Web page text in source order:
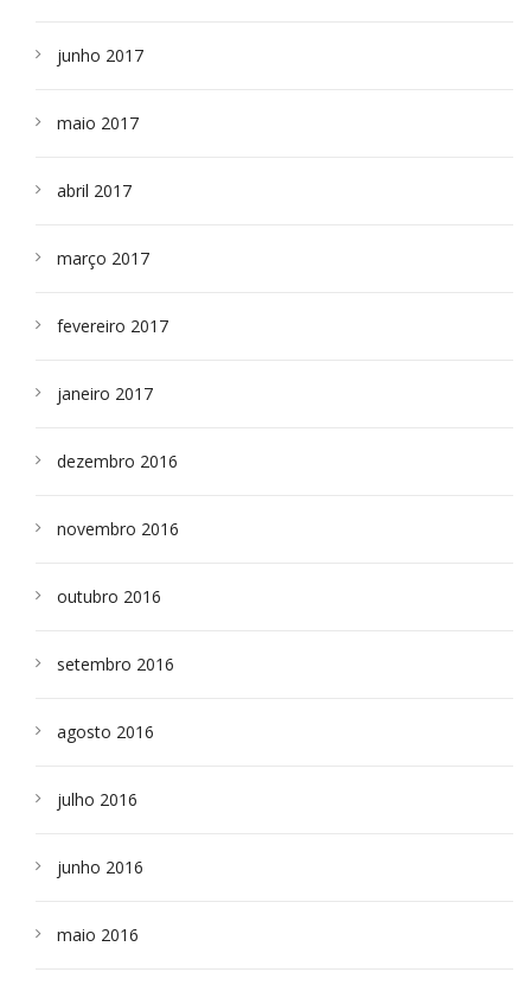
junho 2017
maio 2017
abril 2017
março 2017
fevereiro 2017
janeiro 2017
dezembro 2016
novembro 2016
outubro 2016
setembro 2016
agosto 2016
julho 2016
junho 2016
maio 2016